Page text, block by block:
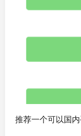
推荐一个可以国